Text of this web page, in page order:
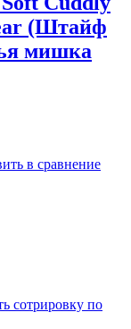
(Штайф
мишка
в сравнение
сотрировку по